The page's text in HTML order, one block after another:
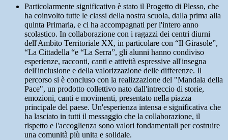
Particolarmente significativo è stato il Progetto di Plesso, che
ha coinvolto tutte le classi della nostra scuola, dalla prima alla
quinta Primaria, e ci ha accompagnati per l'intero anno
scolastico. In collaborazione con i ragazzi dei centri diurni
dell'Ambito Territoriale XX, in particolare con “Il Girasole”,
“La Cittadella “e “La Serra”, gli alunni hanno condiviso
esperienze, racconti, canti e attività espressive all'insegna
dell'inclusione e della valorizzazione delle differenze. Il
percorso si è concluso con la realizzazione del "Mandala della
Pace", un prodotto collettivo nato dall'intreccio di storie,
emozioni, canti e movimenti, presentato nella piazza
principale del paese. Un'esperienza intensa e significativa che
ha lasciato in tutti il messaggio che la collaborazione, il
rispetto e l'accoglienza sono valori fondamentali per costruire
una comunità più unita e solidale.